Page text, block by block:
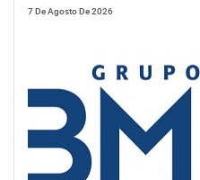
7 De Agosto De 2026